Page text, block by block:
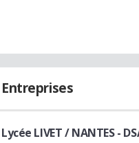
Entreprises
Lycée LIVET / NANTES-